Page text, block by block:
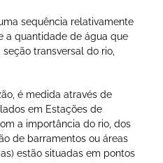
sequência relativamente
a quantidade de água que
transversal do rio,
é medida através de
em Estações de
a importância do rio, dos
de barramentos ou áreas
estão situadas em pontos